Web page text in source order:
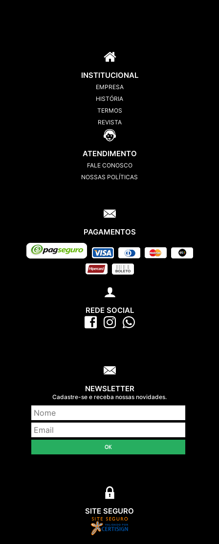
INSTITUCIONAL
EMPRESA
HISTÓRIA
TERMOS
REVISTA
ATENDIMENTO
FALE CONOSCO
NOSSAS POLÍTICAS
PAGAMENTOS
REDE SOCIAL
NEWSLETTER
Cadastre-se e receba nossas novidades.
OK
SITE SEGURO